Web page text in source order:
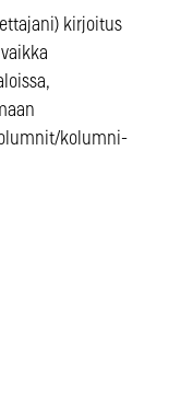
kirjoitus
kolumni-